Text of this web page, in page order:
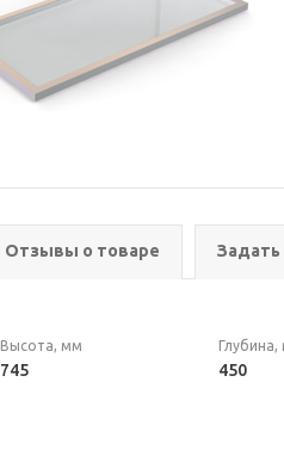
Отзывы о товаре Задать
Высота, мм
745
Глубина,
450